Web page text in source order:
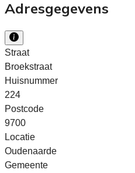
Adresgegevens
Straat
Broekstraat
Huisnummer
224
Postcode
9700
Locatie
Oudenaarde
Gemeente